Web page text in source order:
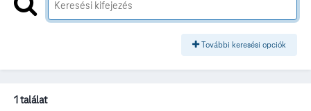
További keresési opciók
1 találat